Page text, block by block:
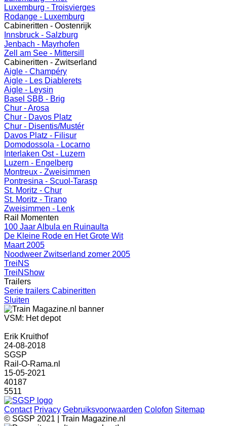
Luxemburg - Troisvierges
Rodange - Luxemburg
Cabineritten - Oostenrijk
Innsbruck - Salzburg
Jenbach - Mayrhofen
Zell am See - Mittersill
Cabineritten - Zwitserland
Aigle - Champéry
Aigle - Les Diablerets
Aigle - Leysin
Basel SBB - Brig
Chur - Arosa
Chur - Davos Platz
Chur - Disentis/Mustér
Davos Platz - Filisur
Domodossola - Locarno
Interlaken Ost - Luzern
Luzern - Engelberg
Montreux - Zweisimmen
Pontresina - Scuol-Tarasp
St. Moritz - Chur
St. Moritz - Tirano
Zweisimmen - Lenk
Rail Momenten
100 Jaar Albula en Ruinaulta
De Kleine Rode en Het Grote Wit
Maart 2005
Noodweer Zwitserland zomer 2005
TreiNS
TreiNShow
Trailers
Serie trailers Cabineritten
Sluiten
VSM: Het depot
Erik Kruithof
24-08-2018
SGSP
Rail-O-Rama.nl
15-05-2021
40187
5511
Contact Privacy Gebruiksvoorwaarden Colofon Sitemap
© SGSP 2021 | Train Magazine.nl